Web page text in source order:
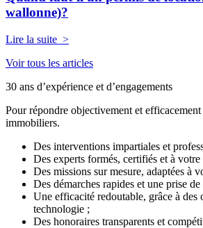
wallonne)?
Lire la suite >
Voir tous les articles
30 ans d’expérience et d’engagements
Pour répondre objectivement et efficacement
immobiliers.
Des interventions impartiales et
Des experts formés, certifiés et à votre
Des missions sur mesure, adaptées à
Des démarches rapides et une prise
Une efficacité redoutable, grâce à des
technologie ;
Des honoraires transparents et